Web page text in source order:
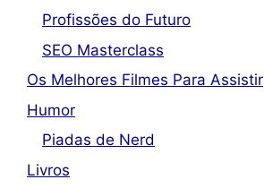
Profissões do Futuro
SEO Masterclass
Os Melhores Filmes Para Assistir
Humor
Piadas de Nerd
Livros